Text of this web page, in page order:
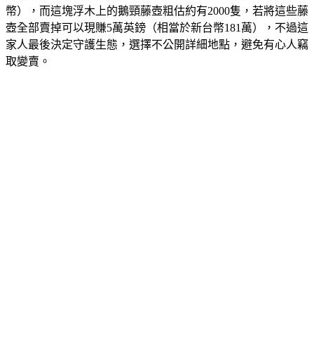
市面價格一個「鵝頸藤壺」最高可賣25英鎊（約908元新台
幣），而這塊浮木上的鵝頸藤壺粗估約有2000隻，若將這些藤
壺全部賣掉可以現賺5萬英鎊（相當於新台幣181萬），不過這
家人最後決定守護生態，選擇不公開詳細地點，避免有心人竊